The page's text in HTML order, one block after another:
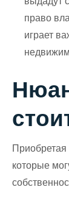
право
играет
которые